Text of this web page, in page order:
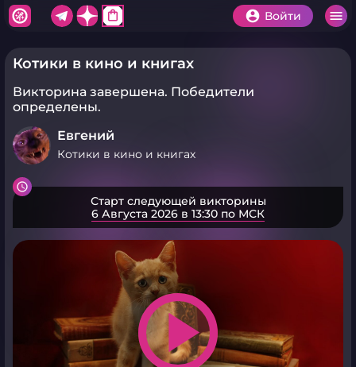
shopping_bag Войти
Котики в кино и книгах
Викторина завершена. Победители
определены.
Евгений
Котики в кино и книгах
Старт следующей викторины
6 Августа 2026 в 13:30 по МСК
play_arrow